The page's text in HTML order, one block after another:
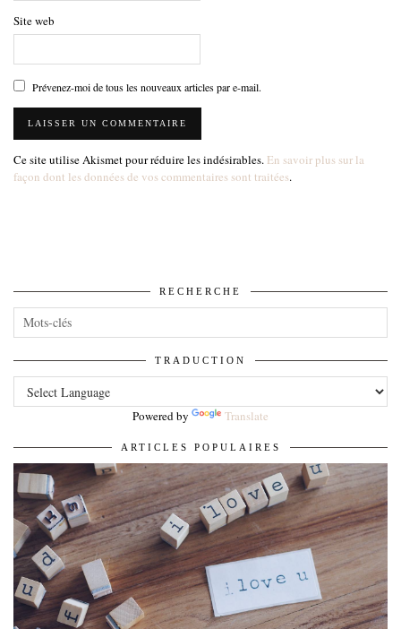
Site web
Prévenez-moi de tous les nouveaux articles par e-mail.
Ce site utilise Akismet pour réduire les indésirables. En savoir plus sur la
façon dont les données de vos commentaires sont traitées.
RECHERCHE
TRADUCTION
Powered by Translate
ARTICLES POPULAIRES